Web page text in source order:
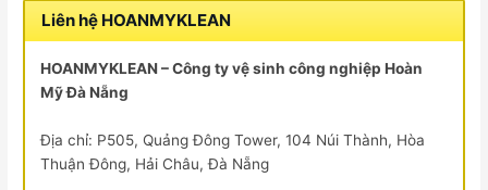
Liên hệ HOANMYKLEAN
HOANMYKLEAN – Công ty vệ sinh công nghiệp Hoàn
Mỹ Đà Nẵng
Địa chỉ: P505, Quảng Đông Tower, 104 Núi Thành, Hòa
Thuận Đông, Hải Châu, Đà Nẵng